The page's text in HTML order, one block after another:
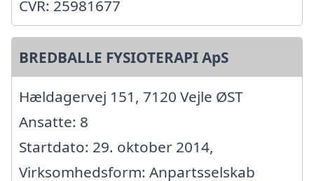
CVR: 25981677
BREDBALLE FYSIOTERAPI ApS
Hældagervej 151, 7120 Vejle ØST
Ansatte: 8
Startdato: 29. oktober 2014,
Virksomhedsform: Anpartsselskab